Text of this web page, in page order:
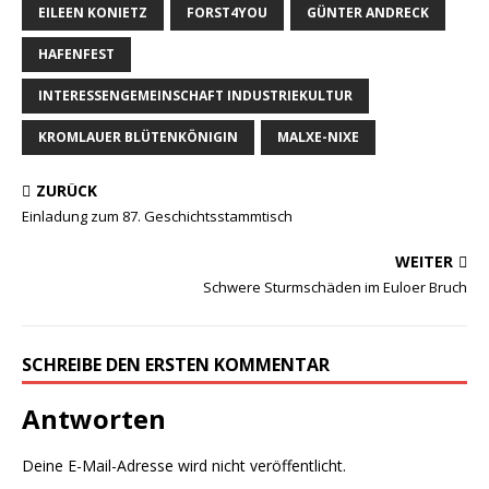
EILEEN KONIETZ FORST4YOU GÜNTER ANDRECK
HAFENFEST
INTERESSENGEMEINSCHAFT INDUSTRIEKULTUR
KROMLAUER BLÜTENKÖNIGIN MALXE-NIXE
ZURÜCK
Einladung zum 87. Geschichtsstammtisch
WEITER
Schwere Sturmschäden im Euloer Bruch
SCHREIBE DEN ERSTEN KOMMENTAR
Antworten
Deine E-Mail-Adresse wird nicht veröffentlicht.